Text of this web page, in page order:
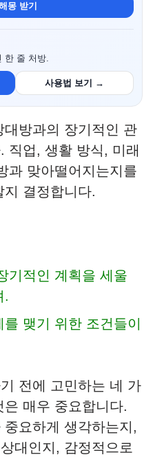
몽 받기
한 줄 처방.
사용법 보기 →
방과의 장기적인 관
직업, 생활 방식, 미래
과 맞아떨어지는지를
지 결정합니다.
기적인 계획을 세울
.
맺기 위한 조건들이
전에 고민하는 네 가
매우 중요합니다.
요하게 생각하는지,
대인지, 감정적으로